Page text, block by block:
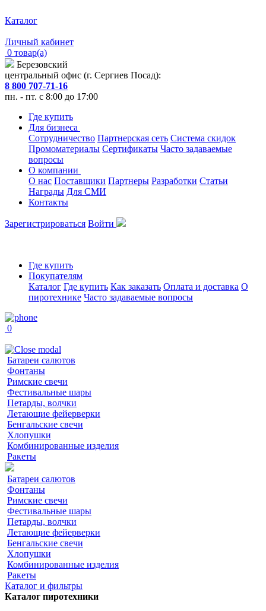
Каталог
Личный кабинет
0 товар(а)
Березовский
центральный офис (г. Сергиев Посад):
8 800 707-71-16
пн. - пт. с 8:00 до 17:00
Где купить
Для бизнеса
Сотрудничество Партнерская сеть Система скидок
Промоматериалы Сертификаты Часто задаваемые
вопросы
О компании
О нас Поставщики Партнеры Разработки Статьи
Награды Для СМИ
Контакты
Зарегистрироваться Войти
Где купить
Покупателям
Каталог Где купить Как заказать Оплата и доставка О
пиротехнике Часто задаваемые вопросы
0
Батареи салютов
Фонтаны
Римские свечи
Фестивальные шары
Петарды, волчки
Летающие фейерверки
Бенгальские свечи
Хлопушки
Комбинированные изделия
Ракеты
Батареи салютов
Фонтаны
Римские свечи
Фестивальные шары
Петарды, волчки
Летающие фейерверки
Бенгальские свечи
Хлопушки
Комбинированные изделия
Ракеты
Каталог и фильтры
Каталог пиротехники